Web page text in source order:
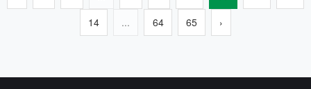
14
... 64 65 ›